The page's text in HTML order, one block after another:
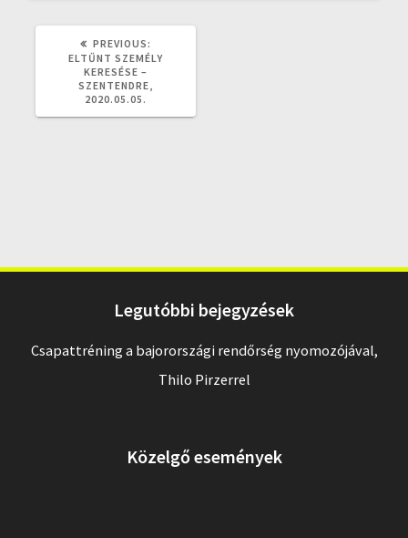
PREVIOUS:
POST:
ELTŰNT SZEMÉLY
KERESÉSE –
SZENTENDRE,
2020.05.05.
Legutóbbi bejegyzések
Csapattréning a bajorországi rendőrség nyomozójával,
Thilo Pirzerrel
Közelgő események